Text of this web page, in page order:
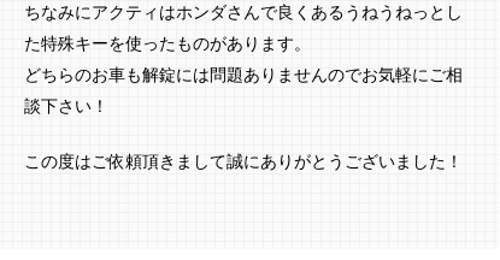
ちなみにアクティはホンダさんで良くあるうねうねっとし
た特殊キーを使ったものがあります。
どちらのお車も解錠には問題ありませんのでお気軽にご相
談下さい！
この度はご依頼頂きまして誠にありがとうございました！